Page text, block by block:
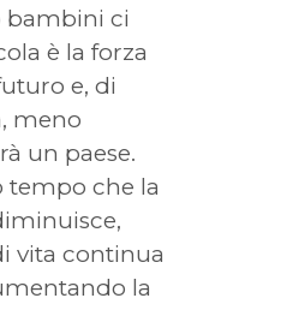
bambini ci
è la forza
e, di
meno
un paese.
tempo che la
vita continua
la